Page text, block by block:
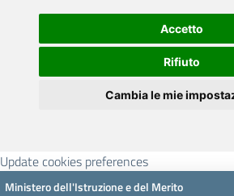
Accetto
Rifiuto
Cambia le mie
Update cookies preferences
Ministero dell'Istruzione e del Merito